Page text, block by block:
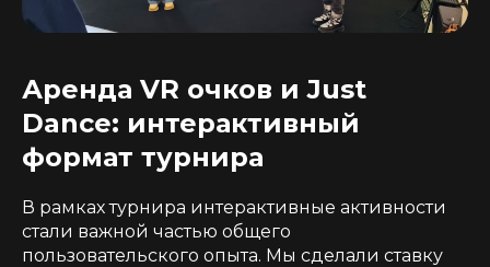
Аренда VR очков и Just
Dance: интерактивный
формат турнира
В рамках турнира интерактивные активности
стали важной частью общего
пользовательского опыта. Мы сделали ставку